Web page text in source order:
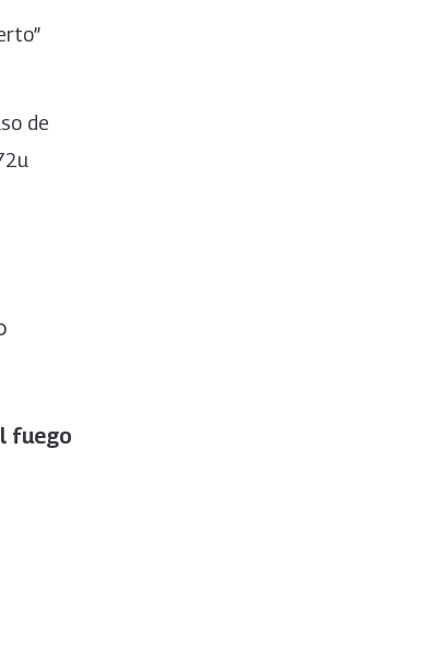
de
fuego